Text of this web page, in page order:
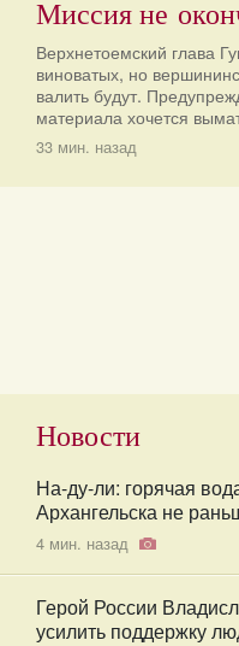
Миссия не
Верхнетоемский глава
виноватых, но
валить будут.
материала хочется
33 мин. назад
Новости
На-ду-ли: горячая
Архангельска не
4 мин. назад
Герой России
усилить поддержку